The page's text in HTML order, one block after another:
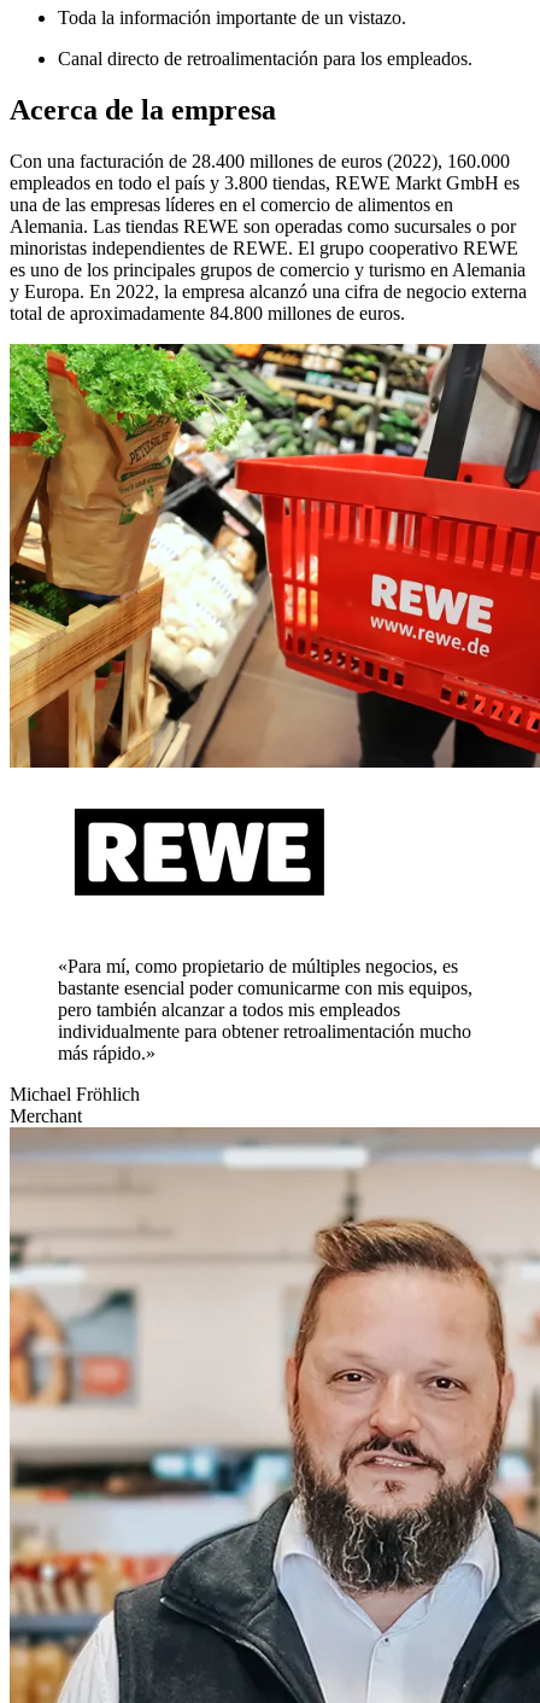
Toda la información importante de un vistazo.
Canal directo de retroalimentación para los empleados.
Acerca de la empresa
Con una facturación de 28.400 millones de euros (2022), 160.000
empleados en todo el país y 3.800 tiendas, REWE Markt GmbH es
una de las empresas líderes en el comercio de alimentos en
Alemania. Las tiendas REWE son operadas como sucursales o por
minoristas independientes de REWE. El grupo cooperativo REWE
es uno de los principales grupos de comercio y turismo en Alemania
y Europa. En 2022, la empresa alcanzó una cifra de negocio externa
total de aproximadamente 84.800 millones de euros.
«Para mí, como propietario de múltiples negocios, es
bastante esencial poder comunicarme con mis equipos,
pero también alcanzar a todos mis empleados
individualmente para obtener retroalimentación mucho
más rápido.»
Michael Fröhlich
Merchant